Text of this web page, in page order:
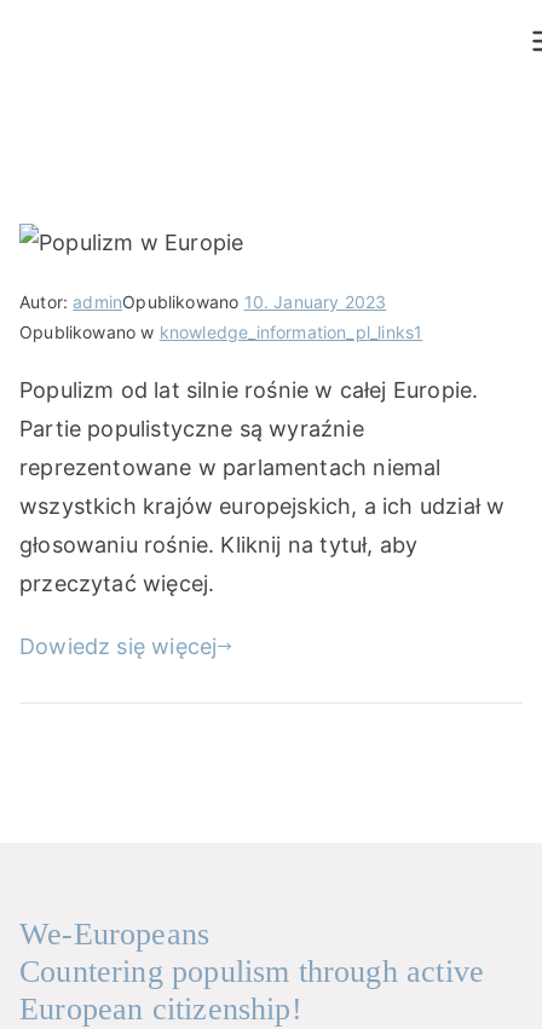
Autor:adminOpublikowano 10. January 2023
Opublikowano w knowledge_information_pl_links1
Populizm od lat silnie rośnie w całej Europie.
Partie populistyczne są wyraźnie
reprezentowane w parlamentach niemal
wszystkich krajów europejskich, a ich udział w
głosowaniu rośnie. Kliknij na tytuł, aby
przeczytać więcej.
Dowiedz się więcej
We-Europeans
Countering populism through active
European citizenship!